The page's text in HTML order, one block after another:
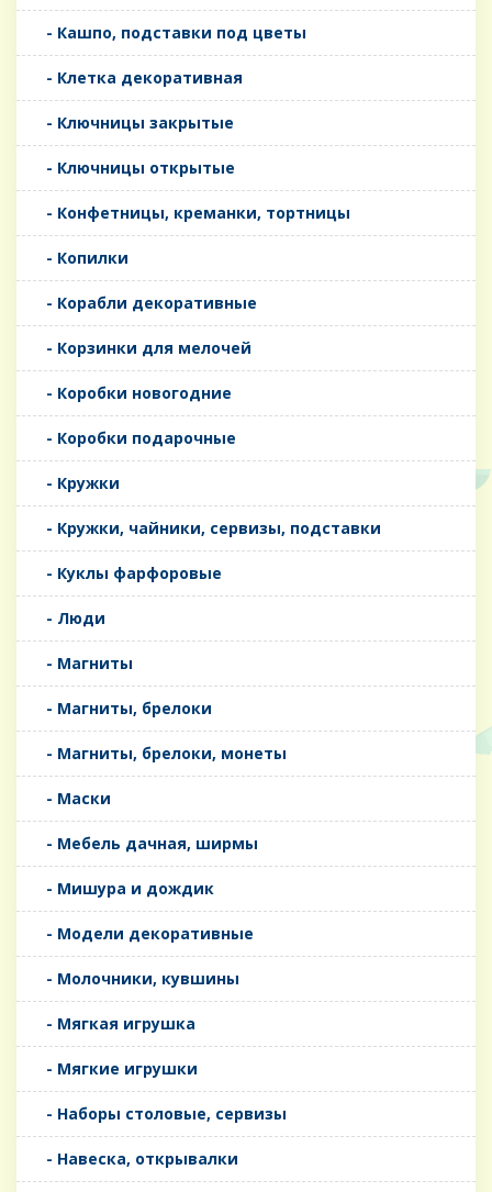
- Кашпо, подставки под цветы
- Клетка декоративная
- Ключницы закрытые
- Ключницы открытые
- Конфетницы, креманки, тортницы
- Копилки
- Корабли декоративные
- Корзинки для мелочей
- Коробки новогодние
- Коробки подарочные
- Кружки
- Кружки, чайники, сервизы, подставки
- Куклы фарфоровые
- Люди
- Магниты
- Магниты, брелоки
- Магниты, брелоки, монеты
- Маски
- Мебель дачная, ширмы
- Мишура и дождик
- Модели декоративные
- Молочники, кувшины
- Мягкая игрушка
- Мягкие игрушки
- Наборы столовые, сервизы
- Навеска, открывалки